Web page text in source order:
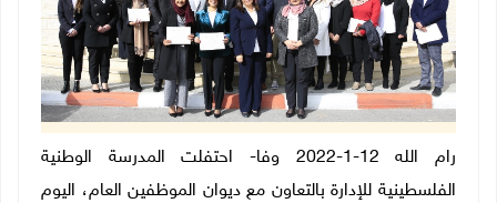
رام الله 12-1-2022 وفا- احتفلت المدرسة الوطنية
الفلسطينية للإدارة بالتعاون مع ديوان الموظفين العام، اليوم